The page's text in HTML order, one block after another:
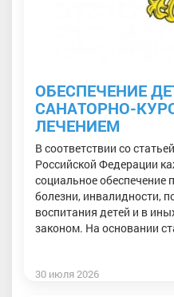
ОБЕСПЕЧЕНИЕ
САНАТОРНО-
ЛЕЧЕНИЕМ
В соответствии со
Российской Федерации
социальное обеспечение
болезни, инвалидности,
воспитания детей и в
законом. На основании
30 июля 2026